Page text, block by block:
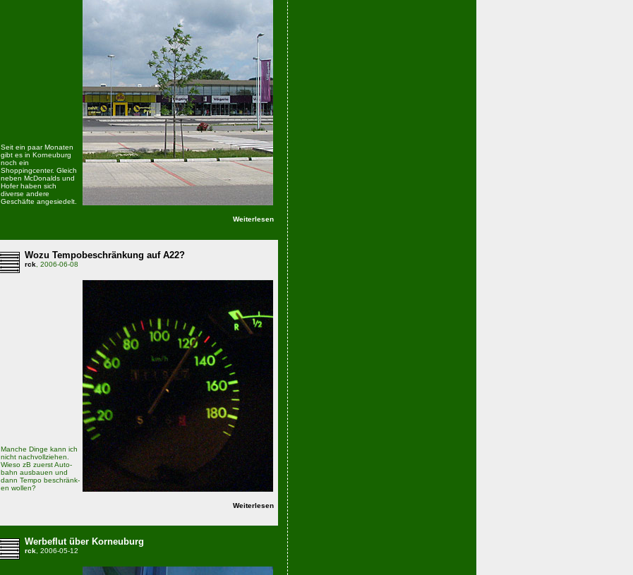
Seit ein paar Monaten
gibt es in Korneuburg
noch ein
Shoppingcenter. Gleich
neben McDonalds und
Hofer haben sich
diverse andere
Geschäfte angesiedelt.
Weiterlesen
Wozu Tempobeschränkung auf A22?
rck, 2006-06-08
Manche Dinge kann ich
nicht nachvollziehen.
Wieso zB zuerst Auto­
bahn ausbauen und
dann Tempo be­schränk­
en wollen?
Weiterlesen
Werbeflut über Korneuburg
rck, 2006-05-12